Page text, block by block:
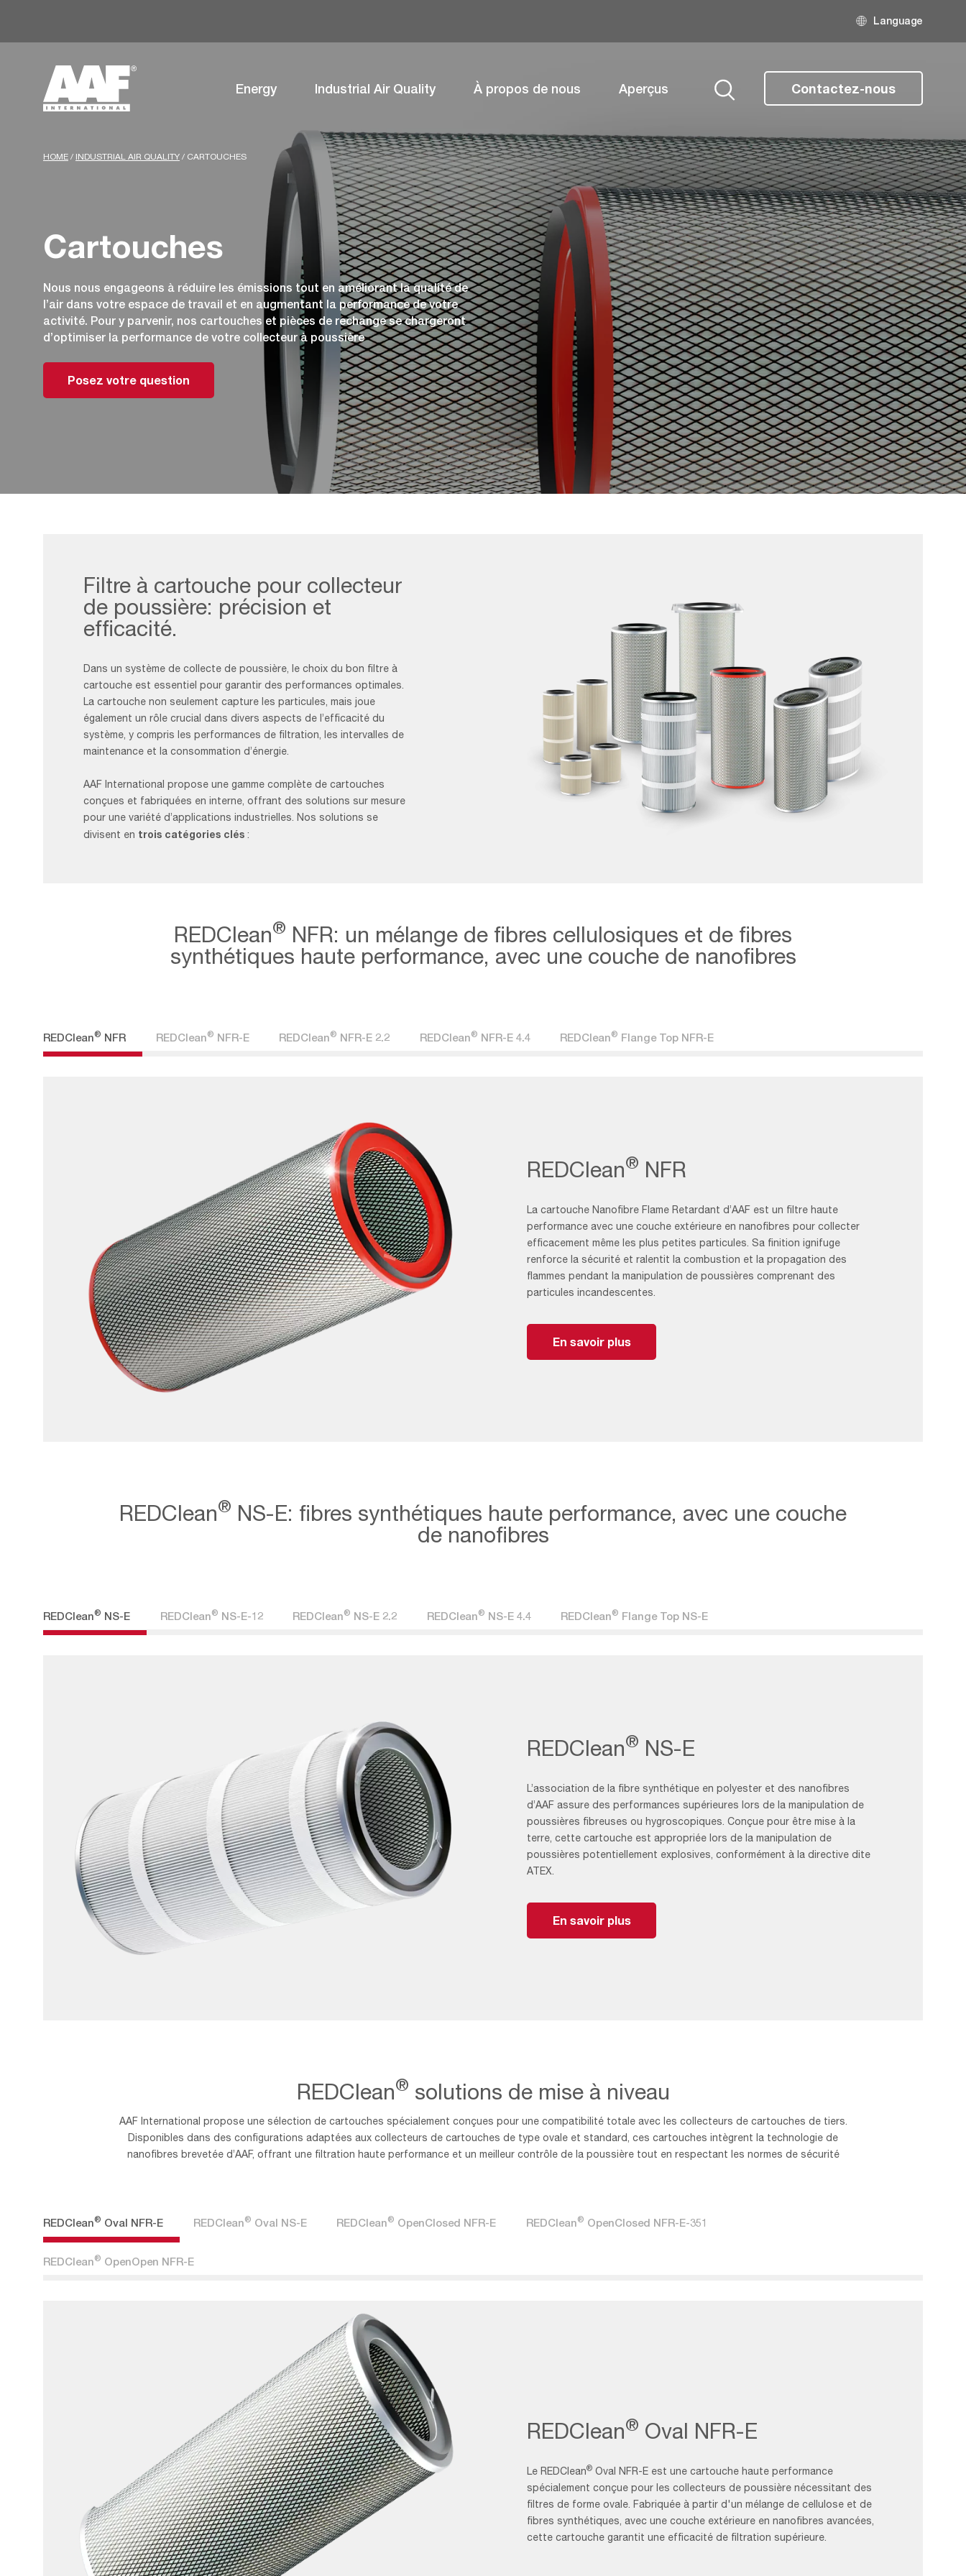
Language
Contactez-nous
Energy Industrial Air Quality À propos de nous Aperçus
HOME / INDUSTRIAL AIR QUALITY / CARTOUCHES
Cartouches
Nous nous engageons à réduire les émissions tout en améliorant la qualité de
l’air dans votre espace de travail et en augmentant la performance de votre
activité. Pour y parvenir, nos cartouches et pièces de rechange se chargeront
d’optimiser la performance de votre collecteur à poussière
Posez votre question
Filtre à cartouche pour collecteur
de poussière: précision et
efficacité.
Dans un système de collecte de poussière, le choix du bon filtre à
cartouche est essentiel pour garantir des performances optimales.
La cartouche non seulement capture les particules, mais joue
également un rôle crucial dans divers aspects de l’efficacité du
système, y compris les performances de filtration, les intervalles de
maintenance et la consommation d’énergie.
AAF International propose une gamme complète de cartouches
conçues et fabriquées en interne, offrant des solutions sur mesure
pour une variété d’applications industrielles. Nos solutions se
divisent en trois catégories clés :
REDClean® NFR: un mélange de fibres cellulosiques et de fibres
synthétiques haute performance, avec une couche de nanofibres
REDClean® NFR REDClean® NFR-E REDClean® NFR-E 2.2 REDClean® NFR-E 4.4 REDClean® Flange Top NFR-E
REDClean® NFR
La cartouche Nanofibre Flame Retardant d’AAF est un filtre haute
performance avec une couche extérieure en nanofibres pour collecter
efficacement même les plus petites particules. Sa finition ignifuge
renforce la sécurité et ralentit la combustion et la propagation des
flammes pendant la manipulation de poussières comprenant des
particules incandescentes.
En savoir plus
REDClean® NS-E: fibres synthétiques haute performance, avec une couche
de nanofibres
REDClean® NS-E REDClean® NS-E-12 REDClean® NS-E 2.2 REDClean® NS-E 4.4 REDClean® Flange Top NS-E
REDClean® NS-E
L’association de la fibre synthétique en polyester et des nanofibres
d’AAF assure des performances supérieures lors de la manipulation de
poussières fibreuses ou hygroscopiques. Conçue pour être mise à la
terre, cette cartouche est appropriée lors de la manipulation de
poussières potentiellement explosives, conformément à la directive dite
ATEX.
En savoir plus
REDClean® solutions de mise à niveau
AAF International propose une sélection de cartouches spécialement conçues pour une compatibilité totale avec les collecteurs de cartouches de tiers.
Disponibles dans des configurations adaptées aux collecteurs de cartouches de type ovale et standard, ces cartouches intègrent la technologie de
nanofibres brevetée d’AAF, offrant une filtration haute performance et un meilleur contrôle de la poussière tout en respectant les normes de sécurité
REDClean® Oval NFR-E REDClean® Oval NS-E REDClean® OpenClosed NFR-E REDClean® OpenClosed NFR-E-351
REDClean® OpenOpen NFR-E
REDClean® Oval NFR-E
Le REDClean® Oval NFR-E est une cartouche haute performance
spécialement conçue pour les collecteurs de poussière nécessitant des
filtres de forme ovale. Fabriquée à partir d'un mélange de cellulose et de
fibres synthétiques, avec une couche extérieure en nanofibres avancées,
cette cartouche garantit une efficacité de filtration supérieure.